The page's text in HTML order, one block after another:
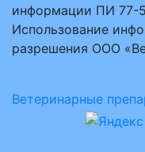
информации ПИ 77-
Использование
разрешения ООО
Ветеринарные